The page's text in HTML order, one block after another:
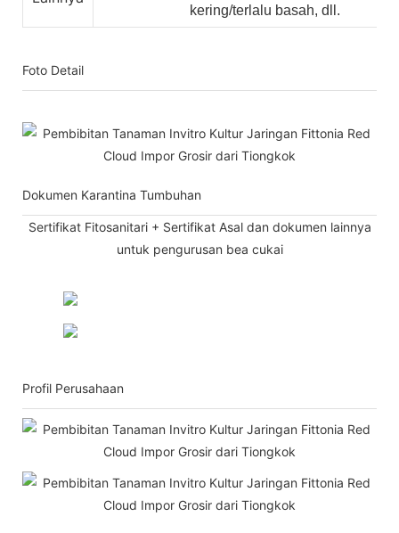
kering/terlalu basah, dll.
Foto Detail
Dokumen Karantina Tumbuhan
Sertifikat Fitosanitari + Sertifikat Asal dan dokumen lainnya
untuk pengurusan bea cukai
Profil Perusahaan